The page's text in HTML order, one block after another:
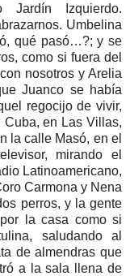
Izquierdo.
Umbelina
qué pasó…?; y se
como si fuera del
nosotros y Arelia
Juanco se había
regocijo de vivir,
en Las Villas,
la calle Masó, en el
mirando el
Latinoamericano,
Carmona y Nena
perros, y la gente
la casa como si
saludando al
de almendras que
a la sala llena de